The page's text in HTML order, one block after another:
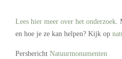
Lees hier meer over het onderzoek
en hoe je ze kan helpen? Kijk op
Persbericht Natuurmonumenten